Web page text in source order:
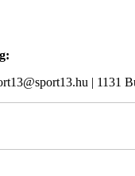
| 1131